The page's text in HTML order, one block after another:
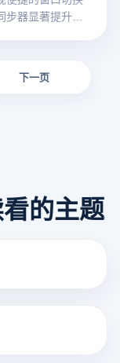
步器显著提升了
下一页
的主题